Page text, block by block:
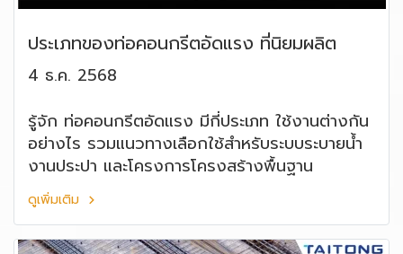
ประเภทของท่อคอนกรีตอัดแรง ที่นิยมผลิต
4 ธ.ค. 2568
รู้จัก ท่อคอนกรีตอัดแรง มีกี่ประเภท ใช้งานต่างกัน
อย่างไร รวมแนวทางเลือกใช้สำหรับระบบระบายน้ำ
งานประปา และโครงการโครงสร้างพื้นฐาน
ดูเพิ่มเติม